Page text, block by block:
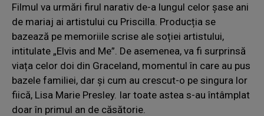
Filmul va urmări firul narativ de-a lungul celor șase ani
de mariaj ai artistului cu Priscilla. Producția se
bazează pe memoriile scrise ale soției artistului,
intitulate „Elvis and Me”. De asemenea, va fi surprinsă
viața celor doi din Graceland, momentul în care au pus
bazele familiei, dar și cum au crescut-o pe singura lor
fiică, Lisa Marie Presley. Iar toate astea s-au întâmplat
doar în primul an de căsătorie.